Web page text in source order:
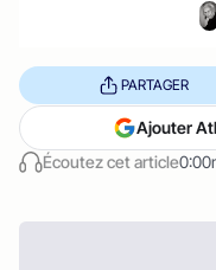
Écoutez cet article
PARTAGER
Ajouter